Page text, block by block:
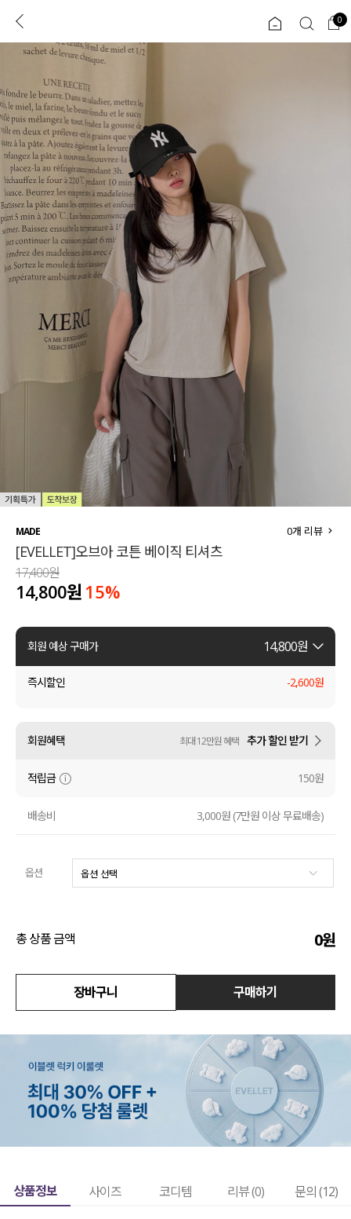
로그인 0
콘텐츠 리뷰 & 혜택 플러스핏
CATEGORY COMMUNITY
도착보장⚡
인플루언서 pick!
신상 5%
베스트
세트할인 ~30%
티셔츠
팬츠
셔츠
원피스
수영복
아우터
코디템
ALL
익스클루시브
블라우스
팬츠
스커트
언더웨어
0
MADE
[EVELLET]오브아 코튼 베이직 티셔츠
0개 리뷰
17,400원
14,800원 15%
회원 예상 구매가 14,800원
즉시할인 -2,600원
회원혜택 최대 12만원 혜택 추가 할인 받기
적립금 150원
배송비 3,000원 (7만원 이상 무료배송)
옵션
총 상품 금액 0원
장바구니 구매하기
상품정보 사이즈 코디템 리뷰 (0) 문의 (12)